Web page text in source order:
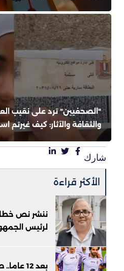
"الصحفيين" ترد على نقيب
والثقافة والآثار: كيف غيرتم
شارك
الأكثر قراءة
ننشر نص
لرئيس
بعد 12